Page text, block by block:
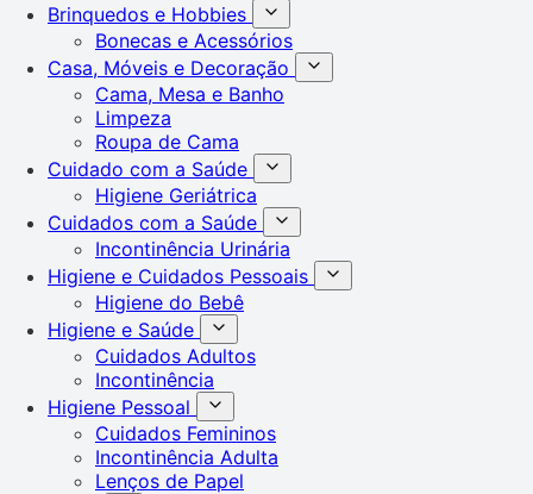
Brinquedos e Hobbies
Bonecas e Acessórios
Casa, Móveis e Decoração
Cama, Mesa e Banho
Limpeza
Roupa de Cama
Cuidado com a Saúde
Higiene Geriátrica
Cuidados com a Saúde
Incontinência Urinária
Higiene e Cuidados Pessoais
Higiene do Bebê
Higiene e Saúde
Cuidados Adultos
Incontinência
Higiene Pessoal
Cuidados Femininos
Incontinência Adulta
Lenços de Papel